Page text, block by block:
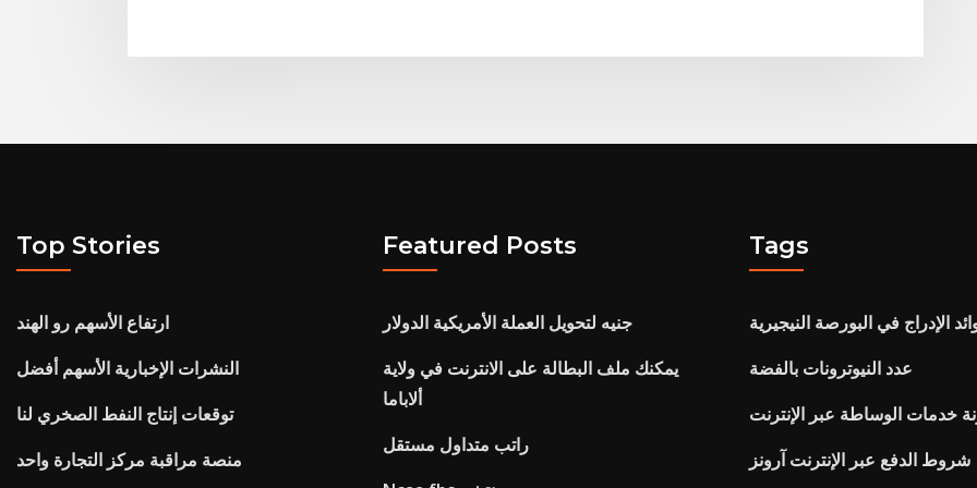
Top Stories
ارتفاع الأسهم رو الهند
النشرات الإخبارية الأسهم أفضل
توقعات إنتاج النفط الصخري لنا
منصة مراقبة مركز التجارة واحد
Featured Posts
جنيه لتحويل العملة الأمريكية الدولار
يمكنك ملف البطالة على الانترنت في ولاية
ألاباما
راتب متداول مستقل
Tags
الإدراج في البورصة النيجيرية
عدد النيوترونات بالفضة
خدمات الوساطة عبر الإنترنت
شروط الدفع عبر الإنترنت آرونز